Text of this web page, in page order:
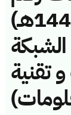
(44114433/ق/1444هـ)
تقنية